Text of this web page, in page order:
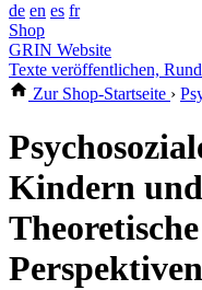
de en es fr
Shop
GRIN Website
Texte veröffentlichen,
Zur Shop-Startseite ›
Kindern
Perspektiven